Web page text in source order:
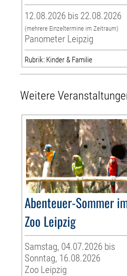
12.08.2026 bis 22.08.2026
(mehrere Einzeltermine im Zeitraum)
Panometer Leipzig
Rubrik: Kinder & Familie
Weitere
Abenteuer-Sommer
Zoo Leipzig
Samstag, 04.07.2026 bis
Sonntag, 16.08.2026
Zoo Leipzig